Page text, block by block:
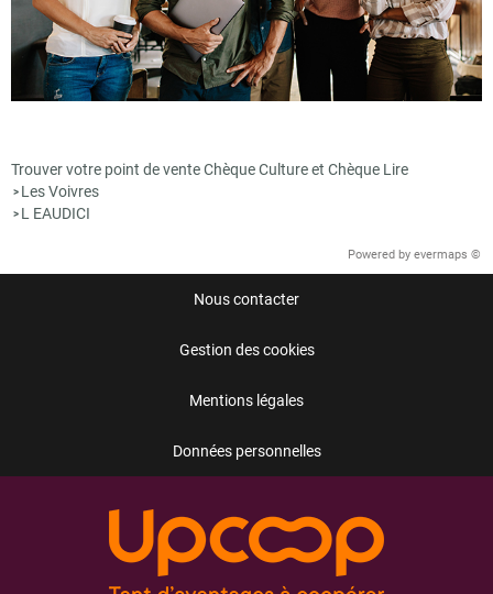
Trouver votre point de vente Chèque Culture et Chèque Lire
> Les Voivres
> L EAUDICI
Powered by evermaps ©
Nous contacter
Gestion des cookies
Mentions légales
Données personnelles